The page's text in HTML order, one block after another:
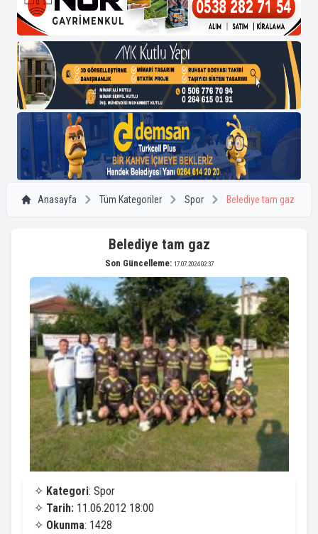
Anasayfa Tüm Kategoriler Spor Belediye tam gaz
Belediye tam gaz
Son Güncelleme: 17.07.2024 02:37
✧ Kategori: Spor
✧ Tarih: 11.06.2012 18:00
✧ Okunma: 1428